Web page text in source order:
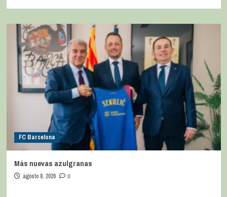
FC Barcelona
Más nuevas azulgranas
agosto 8, 2026 0